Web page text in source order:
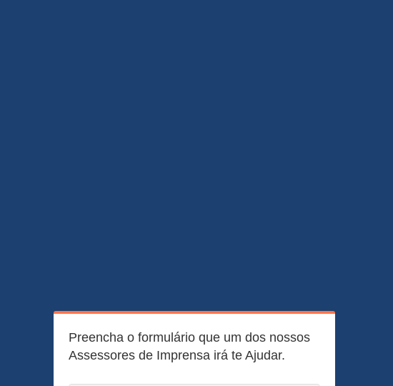
Preencha o formulário que um dos nossos
Assessores de Imprensa irá te Ajudar.